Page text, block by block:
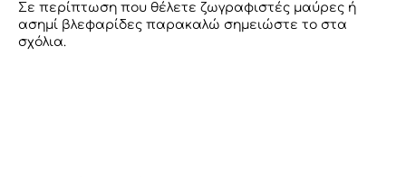
Σε περίπτωση που θέλετε ζωγραφιστές μαύρες ή
ασημί βλεφαρίδες παρακαλώ σημειώστε το στα
σχόλια.